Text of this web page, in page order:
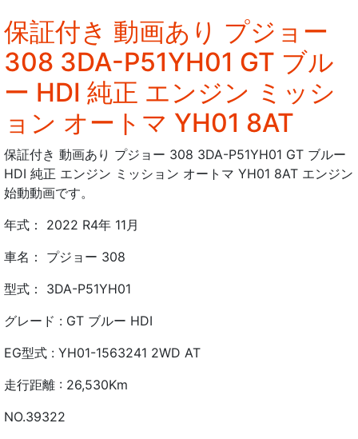
保証付き 動画あり プジョー
308 3DA-P51YH01 GT ブル
ー HDI 純正 エンジン ミッシ
ョン オートマ YH01 8AT
保証付き 動画あり プジョー 308 3DA-P51YH01 GT ブルー
HDI 純正 エンジン ミッション オートマ YH01 8AT エンジン
始動動画です。
年式： 2022 R4年 11月
車名： プジョー 308
型式： 3DA-P51YH01
グレード : GT ブルー HDI
EG型式 : YH01-1563241 2WD AT
走行距離 : 26,530Km
NO.39322